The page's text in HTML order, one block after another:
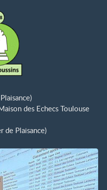
des Echecs Toulouse
de Plaisance)